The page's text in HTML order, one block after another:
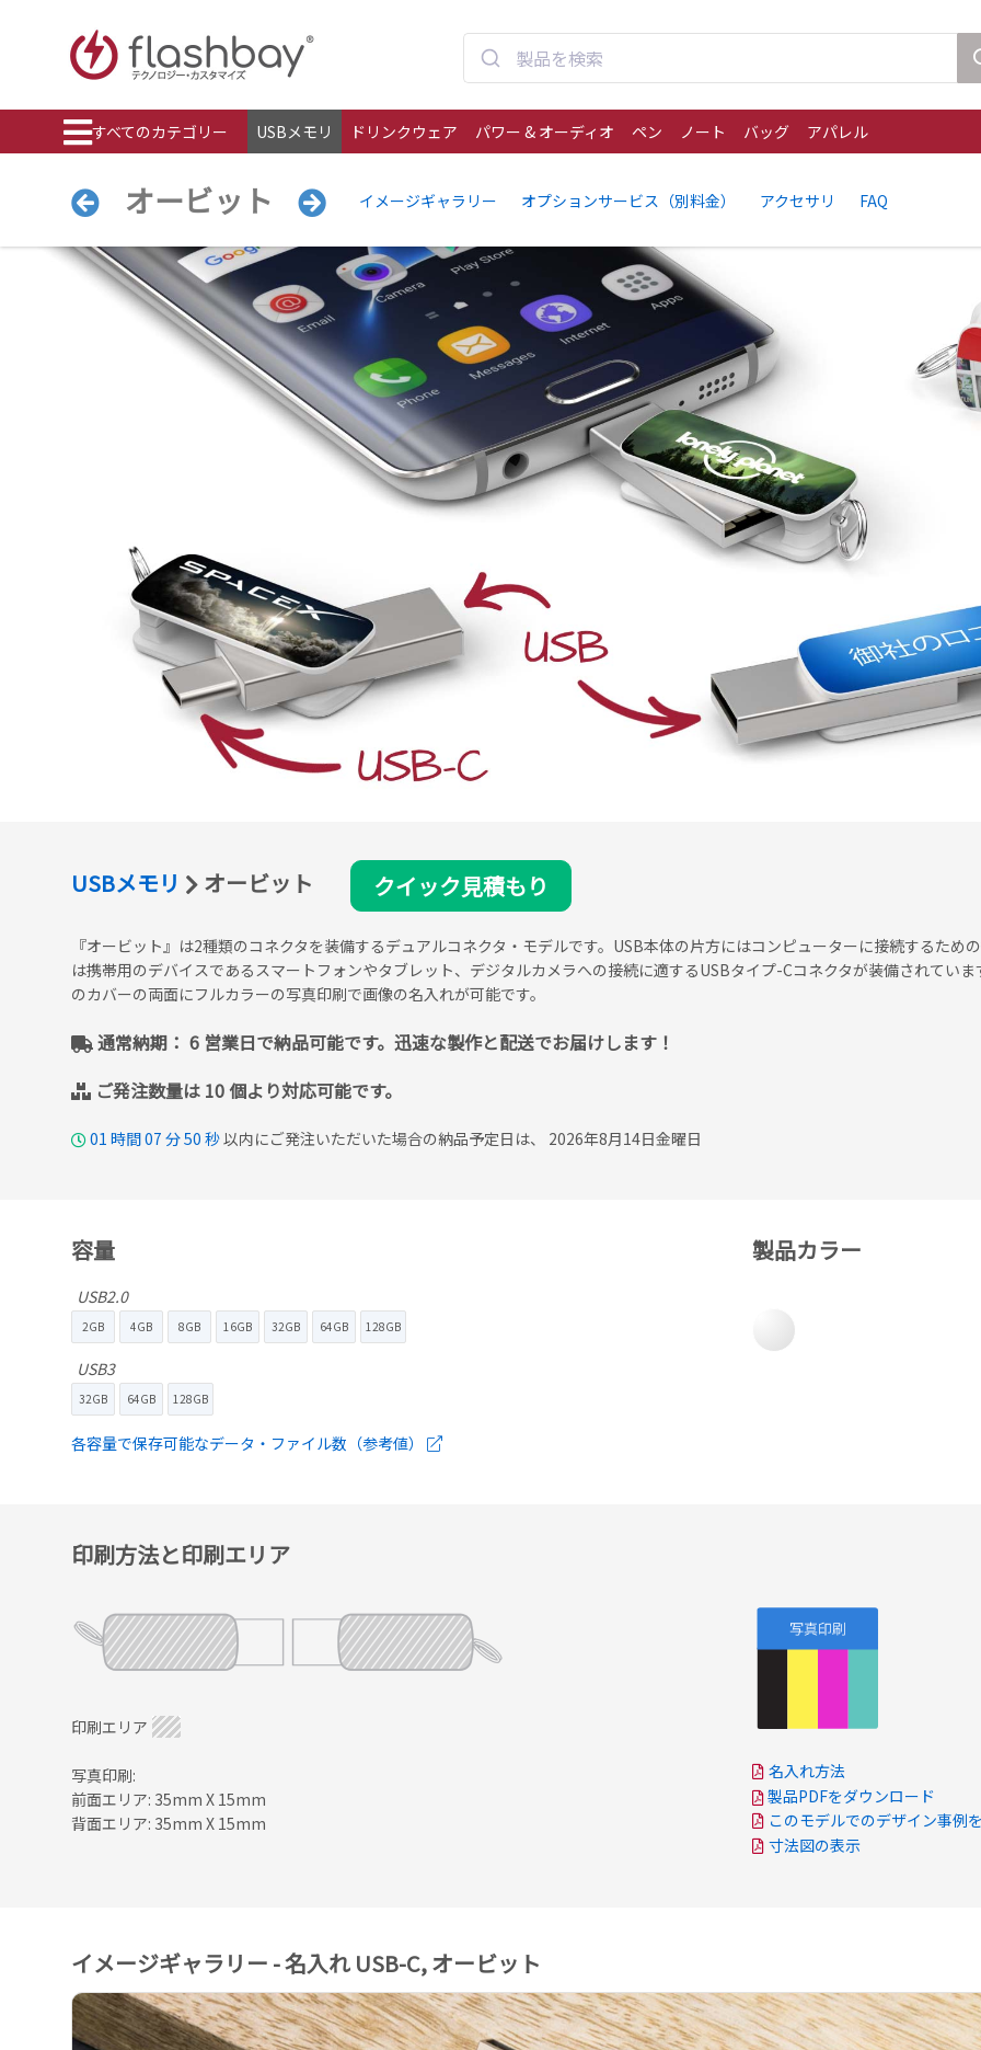
すべてのカテゴリー USBメモリ ドリンクウェア パワー & オーディオ ペン ノート バッグ アパレル
オービット イメージギャラリー オプションサービス（別料金） アクセサリ FAQ
USBメモリ オービット クイック見積もり
『オービット』は2種類のコネクタを装備するデュアルコネクタ・モデルです。USB本体の片方にはコンピューターに接続するため
は携帯用のデバイスであるスマートフォンやタブレット、デジタルカメラへの接続に適するUSBタイプ-Cコネクタが装備されてい
のカバーの両面にフルカラーの写真印刷で画像の名入れが可能です。
通常納期： 6 営業日で納品可能です。迅速な製作と配送でお届けします！
ご発注数量は 10 個より対応可能です。
01 時間07 分49 秒以内にご発注いただいた場合の納品予定日は、 2026年8月14日金曜日
容量
USB2.0
2GB 4GB 8GB 16GB 32GB 64GB 128GB
USB3
32GB 64GB 128GB
各容量で保存可能なデータ・ファイル数（参考値）
製品カラー
印刷方法と印刷エリア
印刷エリア
写真印刷:
前面エリア: 35mm X 15mm
背面エリア: 35mm X 15mm
名入れ方法
製品PDFをダウンロード
このモデルでのデザイン事例
寸法図の表示
イメージギャラリー - 名入れ USB-C, オービット